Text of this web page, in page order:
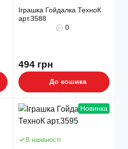
Іграшка Гойдалка ТехноК
арт.3588
0
494 грн
До кошика
Новинка
В наявності